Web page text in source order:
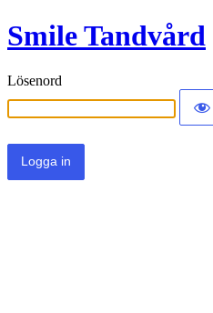
Smile Tandvård
Lösenord